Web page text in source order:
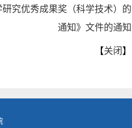
究优秀成果奖（科学技术）的
通知》文件的通知
【关闭 】